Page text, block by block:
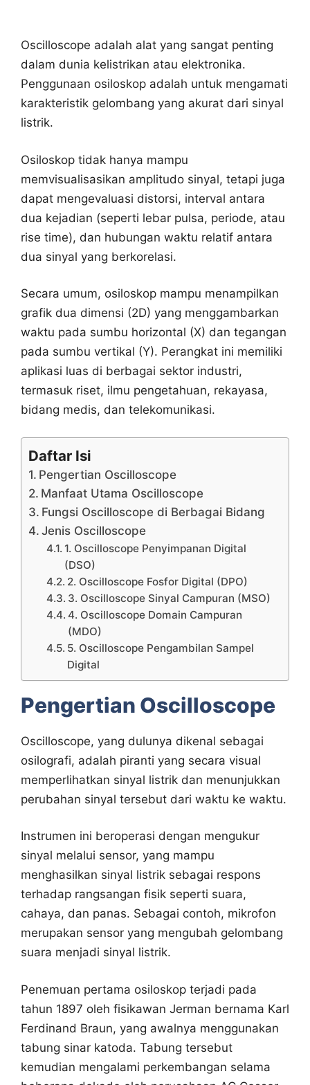
Oscilloscope adalah alat yang sangat penting
dalam dunia kelistrikan atau elektronika.
Penggunaan osiloskop adalah untuk mengamati
karakteristik gelombang yang akurat dari sinyal
listrik.
Osiloskop tidak hanya mampu
memvisualisasikan amplitudo sinyal, tetapi juga
dapat mengevaluasi distorsi, interval antara
dua kejadian (seperti lebar pulsa, periode, atau
rise time), dan hubungan waktu relatif antara
dua sinyal yang berkorelasi.
Secara umum, osiloskop mampu menampilkan
grafik dua dimensi (2D) yang menggambarkan
waktu pada sumbu horizontal (X) dan tegangan
pada sumbu vertikal (Y). Perangkat ini memiliki
aplikasi luas di berbagai sektor industri,
termasuk riset, ilmu pengetahuan, rekayasa,
bidang medis, dan telekomunikasi.
Daftar Isi
Pengertian Oscilloscope
Manfaat Utama Oscilloscope
Fungsi Oscilloscope di Berbagai Bidang
Jenis Oscilloscope
1. Oscilloscope Penyimpanan Digital
(DSO)
2. Oscilloscope Fosfor Digital (DPO)
3. Oscilloscope Sinyal Campuran (MSO)
4. Oscilloscope Domain Campuran
(MDO)
5. Oscilloscope Pengambilan Sampel
Digital
Pengertian Oscilloscope
Oscilloscope, yang dulunya dikenal sebagai
osilografi, adalah piranti yang secara visual
memperlihatkan sinyal listrik dan menunjukkan
perubahan sinyal tersebut dari waktu ke waktu.
Instrumen ini beroperasi dengan mengukur
sinyal melalui sensor, yang mampu
menghasilkan sinyal listrik sebagai respons
terhadap rangsangan fisik seperti suara,
cahaya, dan panas. Sebagai contoh, mikrofon
merupakan sensor yang mengubah gelombang
suara menjadi sinyal listrik.
Penemuan pertama osiloskop terjadi pada
tahun 1897 oleh fisikawan Jerman bernama Karl
Ferdinand Braun, yang awalnya menggunakan
tabung sinar katoda. Tabung tersebut
kemudian mengalami perkembangan selama